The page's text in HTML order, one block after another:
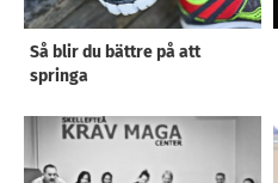
Så blir du bättre på att
springa